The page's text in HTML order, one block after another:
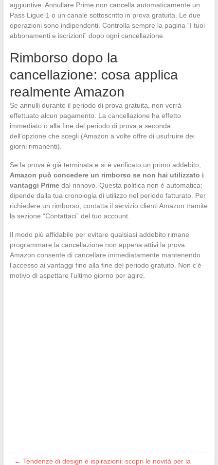
aggiuntive. Annullare Prime non cancella automaticamente un
Pass Ligue 1 o un canale sottoscritto in prova gratuita. Le due
operazioni sono indipendenti. Controlla sempre la pagina “I tuoi
abbonamenti e iscrizioni” dopo ogni cancellazione.
Rimborso dopo la
cancellazione: cosa applica
realmente Amazon
Se annulli durante il periodo di prova gratuita, non verrà
effettuato alcun pagamento. La cancellazione ha effetto
immediato o alla fine del periodo di prova a seconda
dell’opzione che scegli (Amazon a volte offre di usufruire dei
giorni rimanenti).
Se la prova è già terminata e si è verificato un primo addebito,
Amazon può concedere un rimborso se non hai utilizzato i
vantaggi Primedal rinnovo. Questa politica non è automatica:
dipende dalla tua cronologia di utilizzo nel periodo fatturato. Per
richiedere un rimborso, contatta il servizio clienti Amazon tramite
la sezione “Contattaci” del tuo account.
Il modo più affidabile per evitare qualsiasi addebito rimane
programmare la cancellazione non appena attivi la prova.
Amazon consente di cancellare immediatamente mantenendo
l’accesso ai vantaggi fino alla fine del periodo gratuito. Non c’è
motivo di aspettare l’ultimo giorno per agire.
← Tendenze di design e ispirazioni: scopri le novità per la